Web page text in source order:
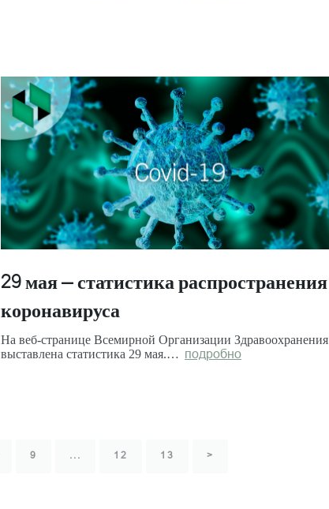
29 мая – статистика распространения
коронавируса
На веб-странице Всемирной Организации Здравоохранения
выставлена статистика 29 мая.… подробно
9 ... 12 13 >